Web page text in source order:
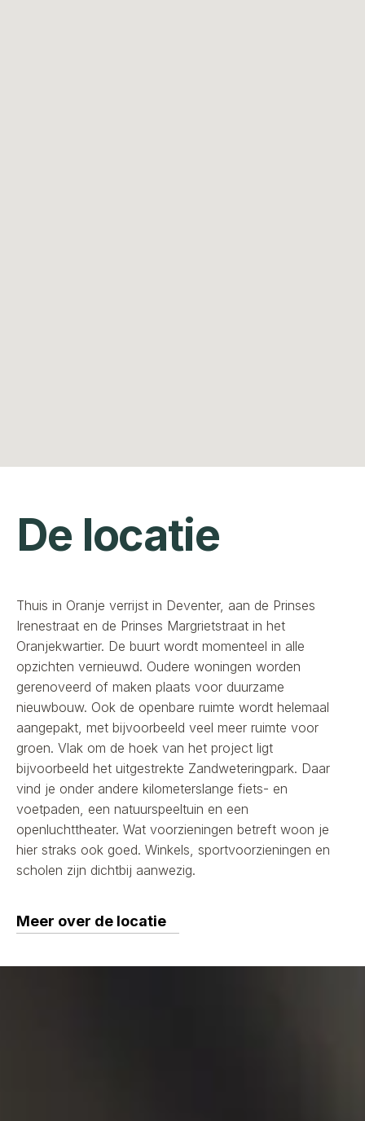
De locatie
Thuis in Oranje verrijst in Deventer, aan de Prinses
Irenestraat en de Prinses Margrietstraat in het
Oranjekwartier. De buurt wordt momenteel in alle
opzichten vernieuwd. Oudere woningen worden
gerenoveerd of maken plaats voor duurzame
nieuwbouw. Ook de openbare ruimte wordt helemaal
aangepakt, met bijvoorbeeld veel meer ruimte voor
groen. Vlak om de hoek van het project ligt
bijvoorbeeld het uitgestrekte Zandweteringpark. Daar
vind je onder andere kilometerslange fiets- en
voetpaden, een natuurspeeltuin en een
openluchttheater. Wat voorzieningen betreft woon je
hier straks ook goed. Winkels, sportvoorzieningen en
scholen zijn dichtbij aanwezig.
Meer over de locatie